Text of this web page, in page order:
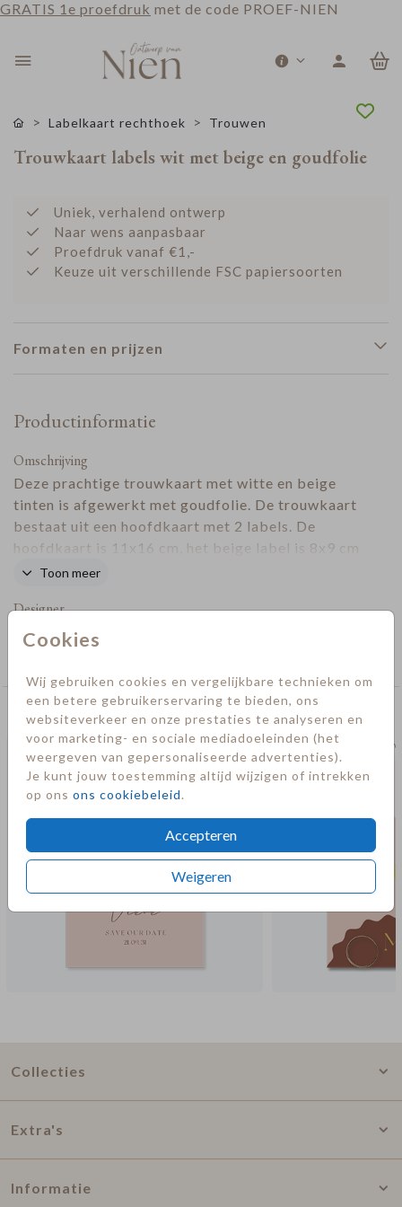
GRATIS 1e proefdruk met de code PROEF-NIEN
Cookies
Wij gebruiken cookies en vergelijkbare technieken om
een betere gebruikerservaring te bieden, ons
websiteverkeer en onze prestaties te analyseren en
voor marketing- en sociale mediadoeleinden (het
weergeven van gepersonaliseerde advertenties).
Je kunt jouw toestemming altijd wijzigen of intrekken
op ons ons cookiebeleid.
Accepteren
Weigeren
Labelkaart rechthoek Trouwen
Trouwkaart labels wit met beige en goudfolie
Uniek, verhalend ontwerp
Naar wens aanpasbaar
Proefdruk vanaf €1,-
Keuze uit verschillende FSC papiersoorten
Formaten en prijzen
Productinformatie
Omschrijving
Deze prachtige trouwkaart met witte en beige
tinten is afgewerkt met goudfolie. De trouwkaart
bestaat uit een hoofdkaart met 2 labels. De
hoofdkaart is 11x16 cm, het beige label is 8x9 cm
en het organische label is 6x8 cm. Bevestig de
Deze mag je zelf los bijbestellen en vind je bijde
Extra Producten.
Toon meer
Designer
Collectie
Deze kaarten vind je misschien ook leuk
save the date
Collecties
Extra's
Informatie